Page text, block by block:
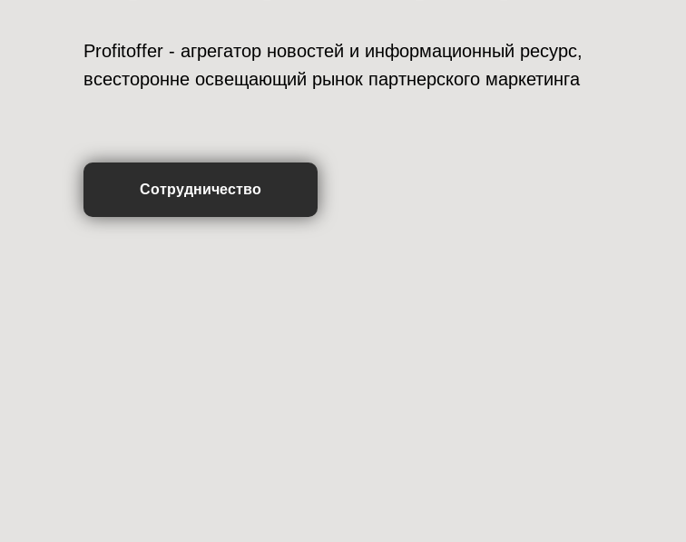
Profitoffer - агрегатор новостей и информационный ресурс,
всесторонне освещающий рынок партнерского маркетинга
Сотрудничество